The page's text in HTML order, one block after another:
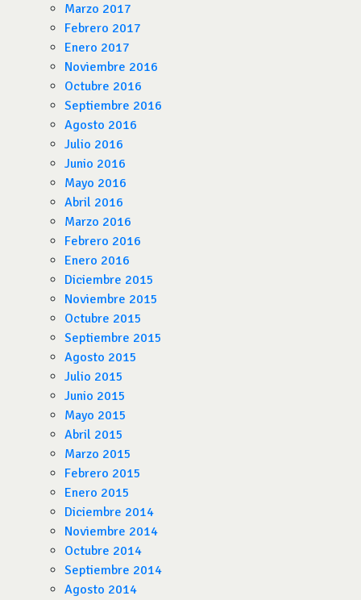
Marzo 2017
Febrero 2017
Enero 2017
Noviembre 2016
Octubre 2016
Septiembre 2016
Agosto 2016
Julio 2016
Junio 2016
Mayo 2016
Abril 2016
Marzo 2016
Febrero 2016
Enero 2016
Diciembre 2015
Noviembre 2015
Octubre 2015
Septiembre 2015
Agosto 2015
Julio 2015
Junio 2015
Mayo 2015
Abril 2015
Marzo 2015
Febrero 2015
Enero 2015
Diciembre 2014
Noviembre 2014
Octubre 2014
Septiembre 2014
Agosto 2014